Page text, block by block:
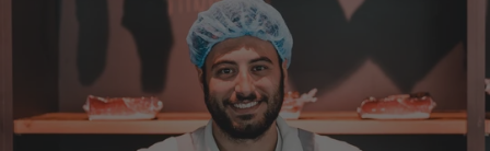
Verifizierter Kunde
Die Abläufe sind super einfach. Die Ware hat
eine sensationelle Qualität und die Lieferung
erfolgt schnell und zuverlässig. 👍
6.8.2026